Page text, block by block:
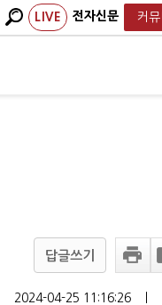
LIVE 전자신문 커뮤
답글쓰기
2024-04-25 11:16:26